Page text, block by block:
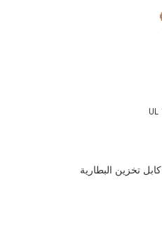
كابل تخزين البطارية